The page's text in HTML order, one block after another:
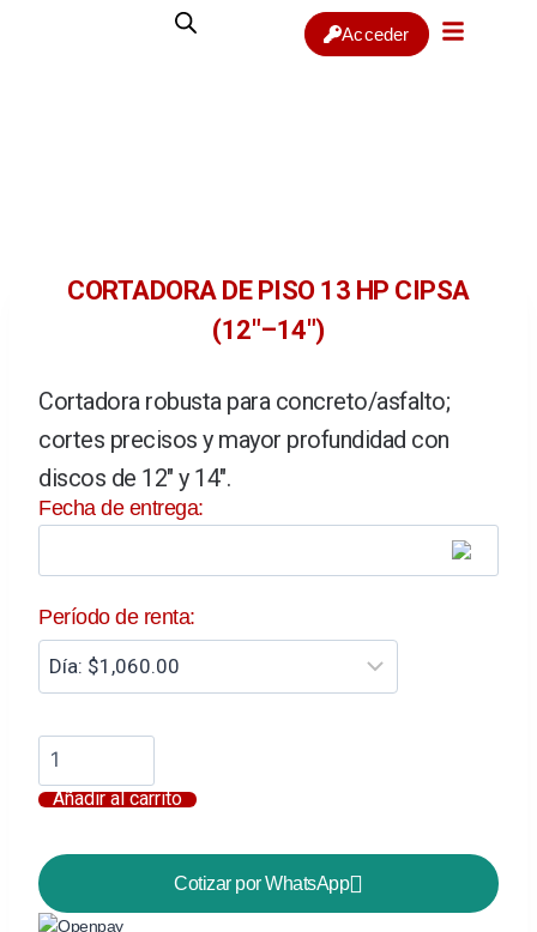
Acceder
CORTADORA DE PISO 13 HP CIPSA
(12″–14″)
Cortadora robusta para concreto/asfalto;
cortes precisos y mayor profundidad con
discos de 12″ y 14″.
Fecha de entrega:
Período de renta:
Añadir al carrito
Cotizar por WhatsApp